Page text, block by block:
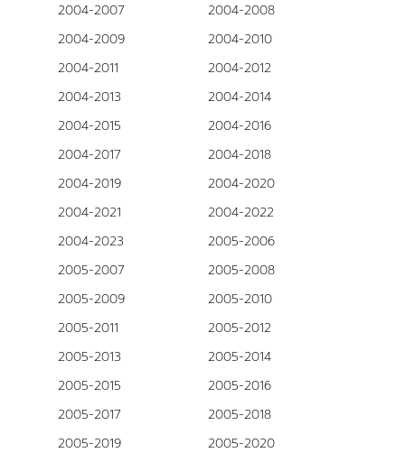
2004-2007
2004-2008
2004-2009
2004-2010
2004-2011
2004-2012
2004-2013
2004-2014
2004-2015
2004-2016
2004-2017
2004-2018
2004-2019
2004-2020
2004-2021
2004-2022
2004-2023
2005-2006
2005-2007
2005-2008
2005-2009
2005-2010
2005-2011
2005-2012
2005-2013
2005-2014
2005-2015
2005-2016
2005-2017
2005-2018
2005-2019
2005-2020